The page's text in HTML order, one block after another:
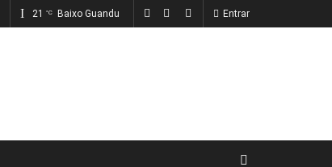
21 °C Baixo Guandu Entrar